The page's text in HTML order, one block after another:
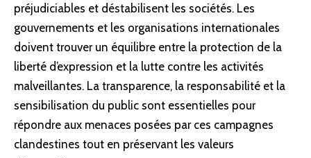
préjudiciables et déstabilisent les sociétés. Les
gouvernements et les organisations internationales
doivent trouver un équilibre entre la protection de la
liberté d’expression et la lutte contre les activités
malveillantes. La transparence, la responsabilité et la
sensibilisation du public sont essentielles pour
répondre aux menaces posées par ces campagnes
clandestines tout en préservant les valeurs